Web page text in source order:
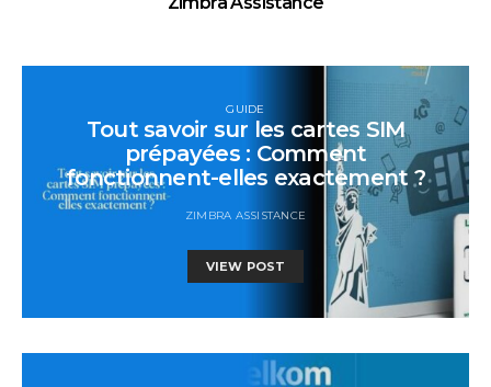
GUIDE
Tout savoir sur les cartes SIM
prépayées : Comment
fonctionnent-elles exactement ?
ZIMBRA ASSISTANCE
VIEW POST